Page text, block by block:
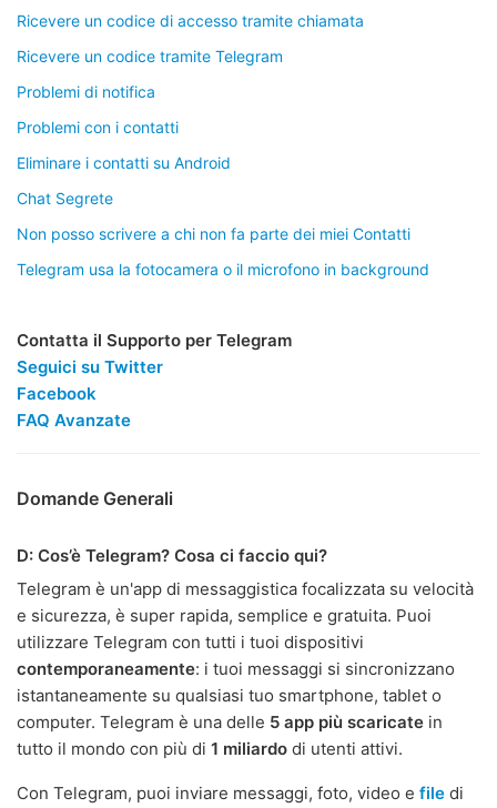
Ricevere un codice di accesso tramite chiamata
Ricevere un codice tramite Telegram
Problemi di notifica
Problemi con i contatti
Eliminare i contatti su Android
Chat Segrete
Non posso scrivere a chi non fa parte dei miei Contatti
Telegram usa la fotocamera o il microfono in background
Contatta il Supporto per Telegram
Seguici su Twitter
Facebook
FAQ Avanzate
Domande Generali
D: Cos’è Telegram? Cosa ci faccio qui?
Telegram è un'app di messaggistica focalizzata su velocità
e sicurezza, è super rapida, semplice e gratuita. Puoi
utilizzare Telegram con tutti i tuoi dispositivi
contemporaneamente: i tuoi messaggi si sincronizzano
istantaneamente su qualsiasi tuo smartphone, tablet o
computer. Telegram è una delle 5 app più scaricate in
tutto il mondo con più di 1 miliardo di utenti attivi.
Con Telegram, puoi inviare messaggi, foto, video e file di